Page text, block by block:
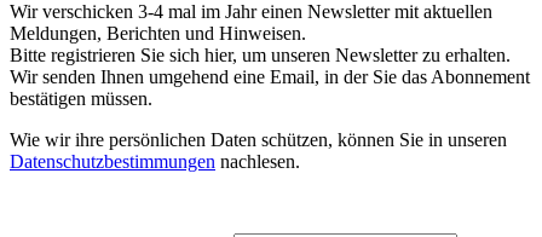
Wir verschicken 3-4 mal im Jahr einen Newsletter mit aktuellen
Meldungen, Berichten und Hinweisen.
Bitte registrieren Sie sich hier, um unseren Newsletter zu erhalten.
Wir senden Ihnen umgehend eine Email, in der Sie das Abonnement
bestätigen müssen.
Wie wir ihre persönlichen Daten schützen, können Sie in unseren
Datenschutzbestimmungen nachlesen.